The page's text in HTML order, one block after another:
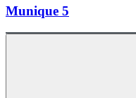
Munique 5